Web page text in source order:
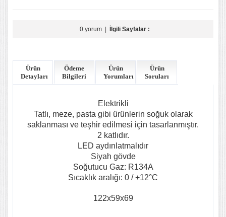
0 yorum| İlgili Sayfalar :
Ürün
Detayları
Ödeme
Bilgileri
Ürün
Yorumları
Ürün
Soruları
Elektrikli
Tatlı, meze, pasta gibi ürünlerin soğuk olarak
saklanması ve teşhir edilmesi için tasarlanmıştır.
2 katlıdır.
LED aydınlatmalıdır
Siyah gövde
Soğutucu Gaz: R134A
Sıcaklık aralığı: 0 / +12°C
122x59x69